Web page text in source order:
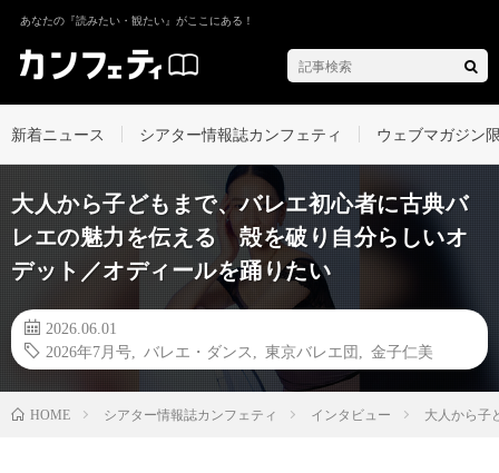
あなたの『読みたい・観たい』がここにある！
新着ニュース シアター情報誌カンフェティ ウェブマガジン
大人から子どもまで、バレエ初心者に古典バ
レエの魅力を伝える 殻を破り自分らしいオ
デット／オディールを踊りたい
2026.06.01
2026年7月号
バレエ・ダンス 東京バレエ団 金子仁美
HOME シアター情報誌カンフェティ インタビュー 大人から子